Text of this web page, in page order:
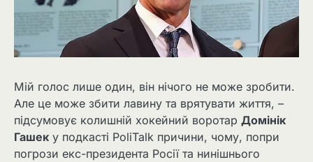
Мій голос лише один, він нічого не може зробити.
Але це може збити лавину та врятувати життя, –
підсумовує колишній хокейний воротар Домінік
Гашек у подкасті PoliTalk причини, чому, попри
погрози екс-президента Росії та нинішнього